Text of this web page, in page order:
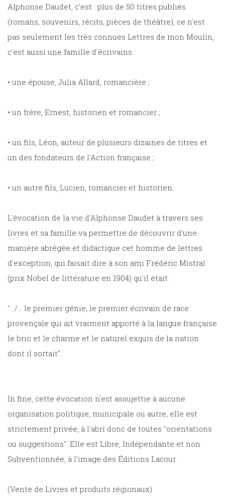
Alphonse Daudet, c'est : plus de 50 titres publiés
(romans, souvenirs, récits, pièces de théâtre), ce n'est
pas seulement les très connues Lettres de mon Moulin,
c'est aussi une famille d'écrivains :
• une épouse, Julia Allard, romancière ;
• un frère, Ernest, historien et romancier ;
• un fils, Léon, auteur de plusieurs dizaines de titres et
un des fondateurs de l'Action française ;
• un autre fils, Lucien, romancier et historien.
L'évocation de la vie d'Alphonse Daudet à travers ses
livres et sa famille va permettre de découvrir d'une
manière abrégée et didactique cet homme de lettres
d'exception, qui faisait dire à son ami Frédéric Mistral
(prix Nobel de littérature en 1904) qu'il était :
".../... le premier génie, le premier écrivain de race
provençale qui ait vraiment apporté à la langue française
le brio et le charme et le naturel exquis de la nation
dont il sortait".
In fine, cette évocation n'est assujettie à aucune
organisation politique, municipale ou autre, elle est
strictement privée, à l'abri donc de toutes "orientations
ou suggestions". Elle est Libre, Indépendante et non
Subventionnée, à l'image des Éditions Lacour.
(Vente de Livres et produits régionaux)